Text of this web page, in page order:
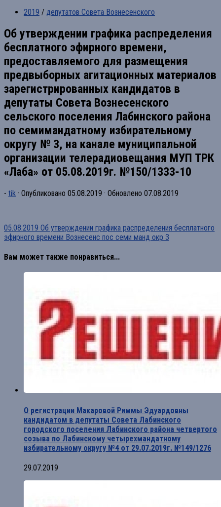
2019 / депутатов Совета Вознесенского
Об утверждении графика распределения
бесплатного эфирного времени,
предоставляемого для размещения
предвыборных агитационных материалов
зарегистрированных кандидатов в
депутаты Совета Вознесенского
сельского поселения Лабинского района
по семимандатному избирательному
округу № 3, на канале муниципальной
организации телерадиовещания МУП ТРК
«Лаба» от 05.08.2019г. №150/1333-10
- tik · Опубликовано 05.08.2019 · Обновлено 07.08.2019
05.08.2019 Об утверждении графика распределения бесплатного
эфирного времени Вознесенс пос семи манд окр 3
Вам может также понравиться...
О регистрации Макаровой Риммы Эдуардовны
кандидатом в депутаты Совета Лабинского
городского поселения Лабинского района четвертого
созыва по Лабинскому четырехмандатному
избирательному округу №4 от 29.07.2019г. №149/1276
29.07.2019